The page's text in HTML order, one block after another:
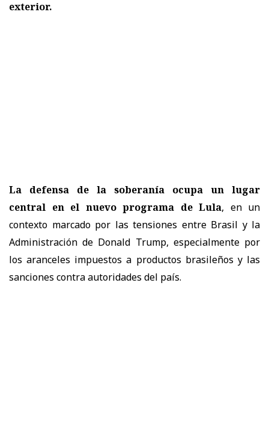
exterior.
La defensa de la soberanía ocupa un lugar
central en el nuevo programa de Lula, en un
contexto marcado por las tensiones entre Brasil y la
Administración de Donald Trump, especialmente por
los aranceles impuestos a productos brasileños y las
sanciones contra autoridades del país.